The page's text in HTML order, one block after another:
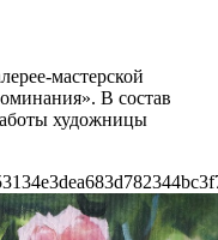
мастерской
В состав
художницы